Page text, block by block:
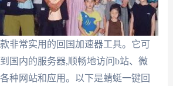
非常实用的回国加速器工具。它可
国内的服务器,顺畅地访问b站、微
种网站和应用。以下是蜻蜓一键回